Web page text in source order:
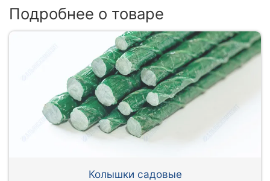
Подробнее о товаре
Колышки садовые